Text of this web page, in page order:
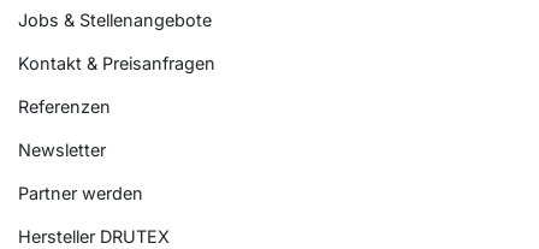
Jobs & Stellenangebote
Kontakt & Preisanfragen
Referenzen
Newsletter
Partner werden
Hersteller DRUTEX